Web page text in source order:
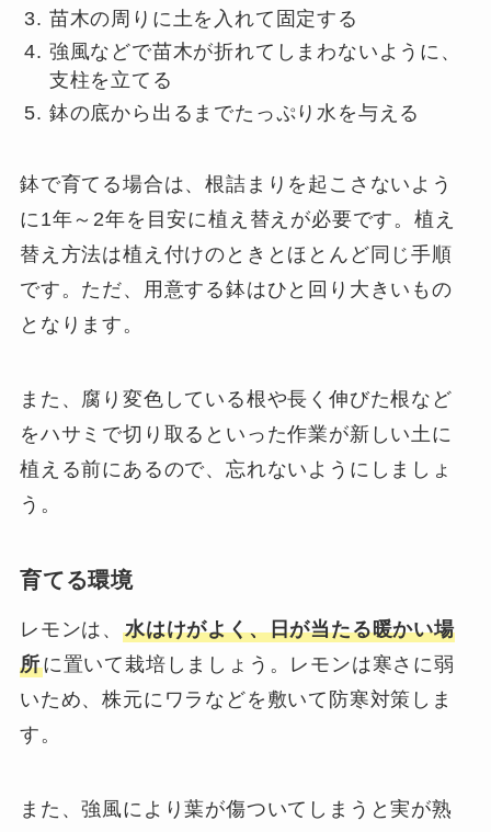
苗木の周りに土を入れて固定する
強風などで苗木が折れてしまわないように、
支柱を立てる
鉢の底から出るまでたっぷり水を与える
鉢で育てる場合は、根詰まりを起こさないよう
に1年～2年を目安に植え替えが必要です。植え
替え方法は植え付けのときとほとんど同じ手順
です。ただ、用意する鉢はひと回り大きいもの
となります。
また、腐り変色している根や長く伸びた根など
をハサミで切り取るといった作業が新しい土に
植える前にあるので、忘れないようにしましょ
う。
育てる環境
レモンは、 水はけがよく、日が当たる暖かい場
所に置いて栽培しましょう。レモンは寒さに弱
いため、株元にワラなどを敷いて防寒対策しま
す。
また、強風により葉が傷ついてしまうと実が熟